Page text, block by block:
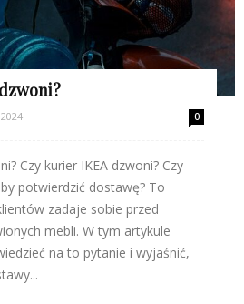
0
Czy kurier IKEA dzwoni? Czy
potwierdzić dostawę? To
zadaje sobie przed
mebli. W tym artykule
na to pytanie i wyjaśnić,